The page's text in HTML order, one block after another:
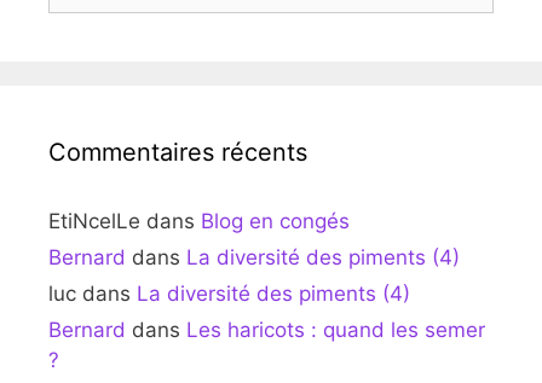
Commentaires récents
EtiNcelLe dans Blog en congés
Bernard dans La diversité des piments (4)
luc dans La diversité des piments (4)
Bernard dans Les haricots : quand les semer
?